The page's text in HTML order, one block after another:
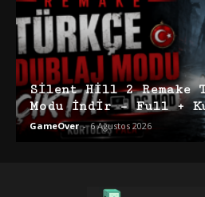
Silent Hill 2 Remake
Modu İndir – Full +
GameOver - 6 Ağustos 2026